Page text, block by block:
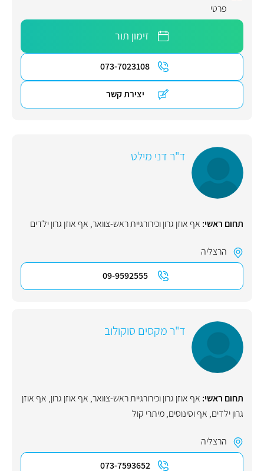
פרטי
זימון תור
073-7023108
יצירת קשר
ד"ר דני מילט
תחום ראשי: אף אוזן גרון וכירורגיית ראש-צוואר, אף אוזן גרון ילדים
הרצליה
09-9592555
ד"ר מקסים סוקולוב
תחום ראשי: אף אוזן גרון וכירורגיית ראש-צוואר, אף אוזן גרון, אף אוזן
גרון ילדים, אף וסינוסים,מיתרי קול
הרצליה
073-7593652